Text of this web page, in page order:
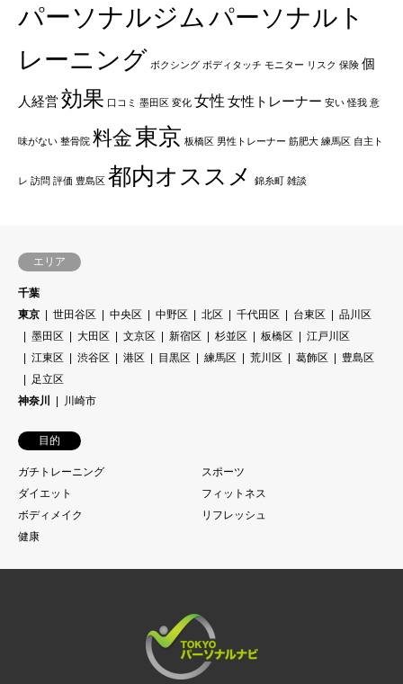
パーソナルジム パーソナルト
レーニング ボクシング ボディタッチ モニター リスク 保険 個
人経営効果 口コミ 墨田区 変化 女性 女性トレーナー 安い 怪我 意
味がない 整骨院 料金 東京 板橋区 男性トレーナー 筋肥大 練馬区 自主ト
レ 訪問 評価 豊島区 都内オススメ 錦糸町 雑談
エリア
千葉
東京
世田谷区 中央区 中野区 北区 千代田区 台東区
品川区
墨田区
大田区 文京区 新宿区 杉並区 板橋区
江戸川区
江東区
渋谷区 港区 目黒区 練馬区 荒川区 葛飾区
豊島区
足立区
神奈川
川崎市
目的
ガチトレーニング
スポーツ
ダイエット
フィットネス
ボディメイク
リフレッシュ
健康